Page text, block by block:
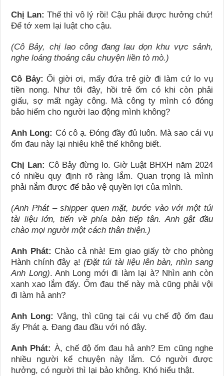
Chị Lan: Thế thì vô lý rồi! Cậu phải được hưởng chứ!
Để tớ xem lại luật cho cậu.
(Cô Bảy, chị lao công đang lau dọn khu vực sảnh,
nghe loáng thoáng câu chuyện liền tò mò.)
Cô Bảy: Ối giời ơi, mấy đứa trẻ giờ đi làm cứ lo vụ
tiền nong. Như tôi đây, hồi trẻ ốm có khi còn phải
giấu, sợ mất ngày công. Mà công ty mình có đóng
bảo hiểm cho người lao động mình không?
Anh Long: Có cô ạ. Đóng đầy đủ luôn. Mà sao cái vụ
ốm đau này lại nhiêu khê thế không biết.
Chị Lan: Cô Bảy đừng lo. Giờ Luật BHXH năm 2024
có nhiều quy định rõ ràng lắm. Quan trọng là mình
phải nắm được để bảo vệ quyền lợi của mình.
(Anh Phát – shipper quen mặt, bước vào với một túi
tài liệu lớn, tiến về phía bàn tiếp tân. Anh gật đầu
chào mọi người một cách thân thiện.)
Anh Phát: Chào cả nhà! Em giao giấy tờ cho phòng
Hành chính đây ạ!(Đặt túi tài liệu lên bàn, nhìn sang
Anh Long). Anh Long mới đi làm lại à? Nhìn anh còn
xanh xao lắm đấy. Ốm đau thế này mà cũng phải vội
đi làm hả anh?
Anh Long: Vâng, thì cũng tại cái vụ chế độ ốm đau
ấy Phát ạ. Đang đau đầu với nó đây.
Anh Phát: À, chế độ ốm đau hả anh? Em cũng nghe
nhiều người kể chuyện này lắm. Có người được
hưởng, có người thì lại bảo không. Khó hiểu thật.